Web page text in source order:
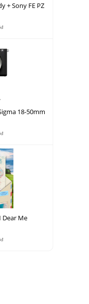
+ Sony FE PZ
đ
18-50mm
đ
Dear Me
đ